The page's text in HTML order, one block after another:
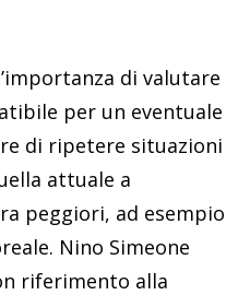
di valutare
per un eventuale
di ripetere situazioni
attuale a
peggiori, ad esempio
Nino Simeone
riferimento alla